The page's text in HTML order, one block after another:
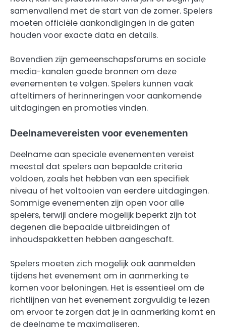
samenvallend met de start van de zomer. Spelers
moeten officiële aankondigingen in de gaten
houden voor exacte data en details.
Bovendien zijn gemeenschapsforums en sociale
media-kanalen goede bronnen om deze
evenementen te volgen. Spelers kunnen vaak
afteltimers of herinneringen voor aankomende
uitdagingen en promoties vinden.
Deelnamevereisten voor evenementen
Deelname aan speciale evenementen vereist
meestal dat spelers aan bepaalde criteria
voldoen, zoals het hebben van een specifiek
niveau of het voltooien van eerdere uitdagingen.
Sommige evenementen zijn open voor alle
spelers, terwijl andere mogelijk beperkt zijn tot
degenen die bepaalde uitbreidingen of
inhoudspakketten hebben aangeschaft.
Spelers moeten zich mogelijk ook aanmelden
tijdens het evenement om in aanmerking te
komen voor beloningen. Het is essentieel om de
richtlijnen van het evenement zorgvuldig te lezen
om ervoor te zorgen dat je in aanmerking komt en
de deelname te maximaliseren.